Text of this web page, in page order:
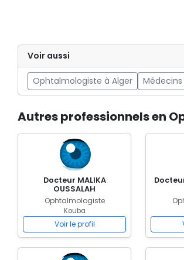
Voir aussi
Ophtalmologiste à Alger
Autres professionnels en
Docteur MALIKA
OUSSALAH
Ophtalmologiste
Kouba
Voir le profil